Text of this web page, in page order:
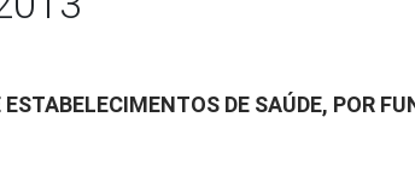
ESTABELECIMENTOS DE SAÚDE, POR